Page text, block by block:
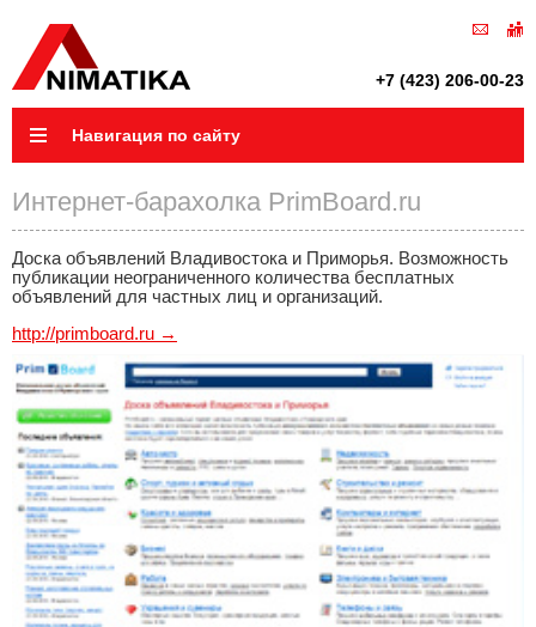
+7 (423) 206-00-23
Навигация по сайту
Интернет-барахолка PrimBoard.ru
Доска объявлений Владивостока и Приморья. Возможность
публикации неограниченного количества бесплатных
объявлений для частных лиц и организаций.
http://primboard.ru →